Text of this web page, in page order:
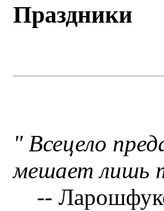
Праздники
" Всецело
мешает лишь
--